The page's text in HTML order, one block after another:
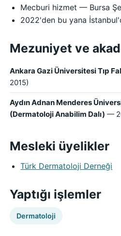
Mecburi hizmet — Bursa
2022'den bu yana
Mezuniyet ve
Ankara Gazi Üniversitesi Tıp
2015)
Aydın Adnan Menderes
(Dermatoloji Anabilim Dalı) —
Mesleki üyelikler
Türk Dermatoloji Derneği
Yaptığı işlemler
Dermatoloji